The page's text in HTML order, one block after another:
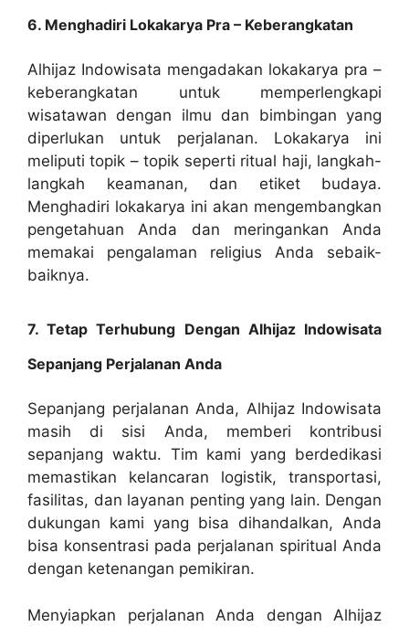
6. Menghadiri Lokakarya Pra – Keberangkatan
Alhijaz Indowisata mengadakan lokakarya pra –
keberangkatan untuk memperlengkapi
wisatawan dengan ilmu dan bimbingan yang
diperlukan untuk perjalanan. Lokakarya ini
meliputi topik – topik seperti ritual haji, langkah-
langkah keamanan, dan etiket budaya.
Menghadiri lokakarya ini akan mengembangkan
pengetahuan Anda dan meringankan Anda
memakai pengalaman religius Anda sebaik-
baiknya.
7. Tetap Terhubung Dengan Alhijaz Indowisata
Sepanjang Perjalanan Anda
Sepanjang perjalanan Anda, Alhijaz Indowisata
masih di sisi Anda, memberi kontribusi
sepanjang waktu. Tim kami yang berdedikasi
memastikan kelancaran logistik, transportasi,
fasilitas, dan layanan penting yang lain. Dengan
dukungan kami yang bisa dihandalkan, Anda
bisa konsentrasi pada perjalanan spiritual Anda
dengan ketenangan pemikiran.
Menyiapkan perjalanan Anda dengan Alhijaz